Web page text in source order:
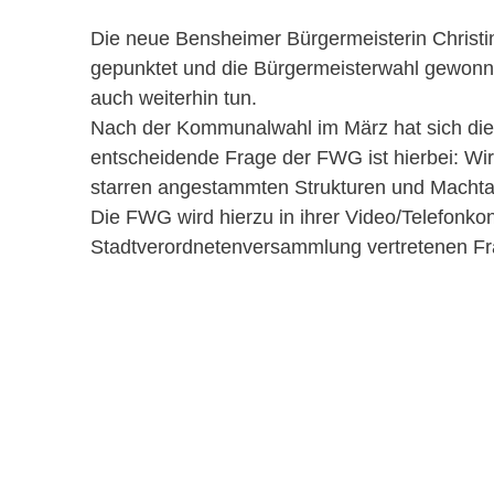
Die neue Bensheimer Bürgermeisterin
gepunktet und die Bürgermeisterwahl
auch weiterhin tun.
Nach der Kommunalwahl im März hat sich
entscheidende Frage der FWG ist hierbei:
starren angestammten Strukturen und
Die FWG wird hierzu in ihrer Video/
Stadtverordnetenversammlung vertretenen